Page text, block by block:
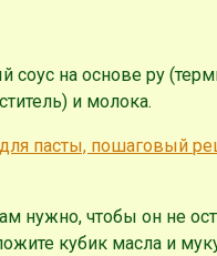
на основе ру
и молока.
нужно, чтобы он не
кубик масла и